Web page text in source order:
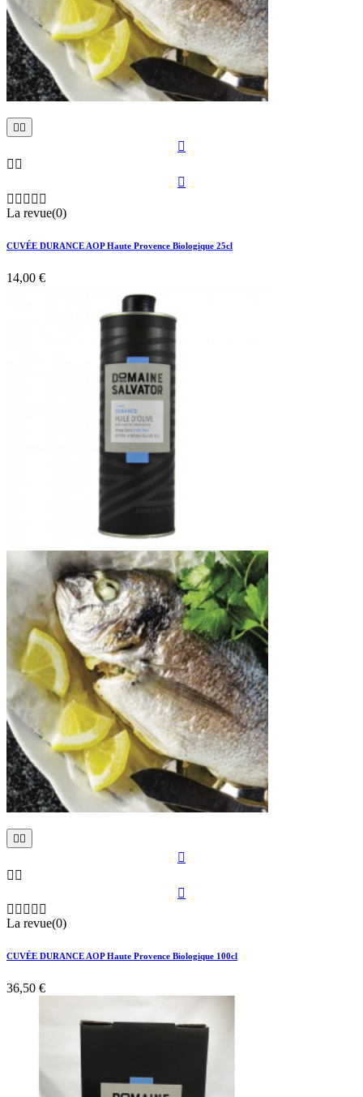
 

 

    
La revue(0)
CUVÉE DURANCE AOP Haute Provence Biologique 25cl
14,00 €


 

    
La revue(0)
CUVÉE DURANCE AOP Haute Provence Biologique 100cl
36,50 €